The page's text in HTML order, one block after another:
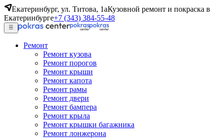
Екатеринбург, ул. Титова, 1аКузовной ремонт и покраска в
Екатеринбурге+7 (343) 384-55-48
Ремонт
Ремонт кузова
Ремонт порогов
Ремонт крыши
Ремонт капота
Ремонт рамы
Ремонт двери
Ремонт бампера
Ремонт крыла
Ремонт крышки багажника
Ремонт лонжерона